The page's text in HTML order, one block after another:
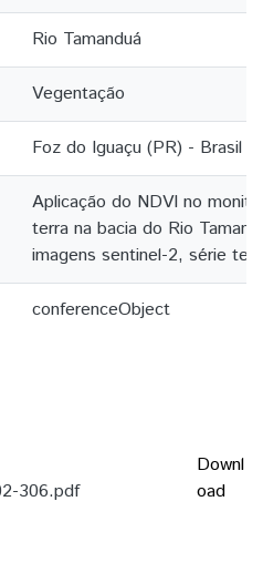
Rio Tamanduá
Vegentação
Foz do Iguaçu (PR) - Brasil
Aplicação do NDVI no
terra na bacia do Rio
imagens sentinel-2, série
conferenceObject
306.pdf
Downl
oad